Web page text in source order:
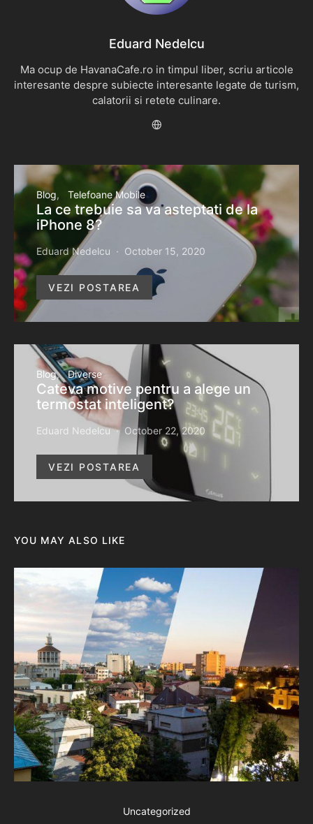
Eduard Nedelcu
Ma ocup de HavanaCafe.ro in timpul liber, scriu articole
interesante despre subiecte interesante legate de turism,
calatorii si retete culinare.
Blog Telefoane Mobile
La ce trebuie sa va asteptati de la
iPhone 8?
Eduard Nedelcu October 15, 2020
VEZI POSTAREA
Blog Diverse
Cateva motive pentru a alege un
termostat inteligent?
Eduard Nedelcu October 22, 2020
VEZI POSTAREA
YOU MAY ALSO LIKE
Uncategorized